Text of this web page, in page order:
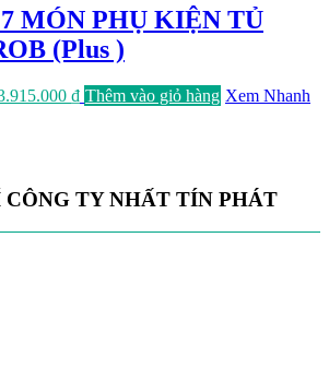
MÓN PHỤ KIỆN TỦ
(Plus )
₫Giá
Thêm vào giỏ hàng Xem Nhanh
TY NHẤT TÍN PHÁT